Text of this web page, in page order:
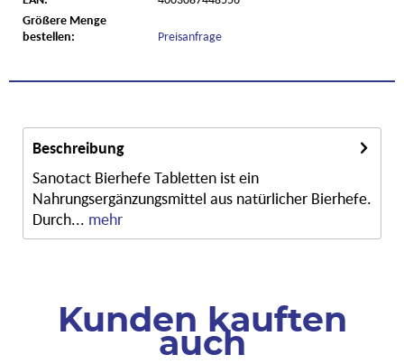
Größere Menge
bestellen:
Preisanfrage
Beschreibung
Sanotact Bierhefe Tabletten ist ein
Nahrungsergänzungsmittel aus natürlicher Bierhefe.
Durch... mehr
Kunden kauften
auch